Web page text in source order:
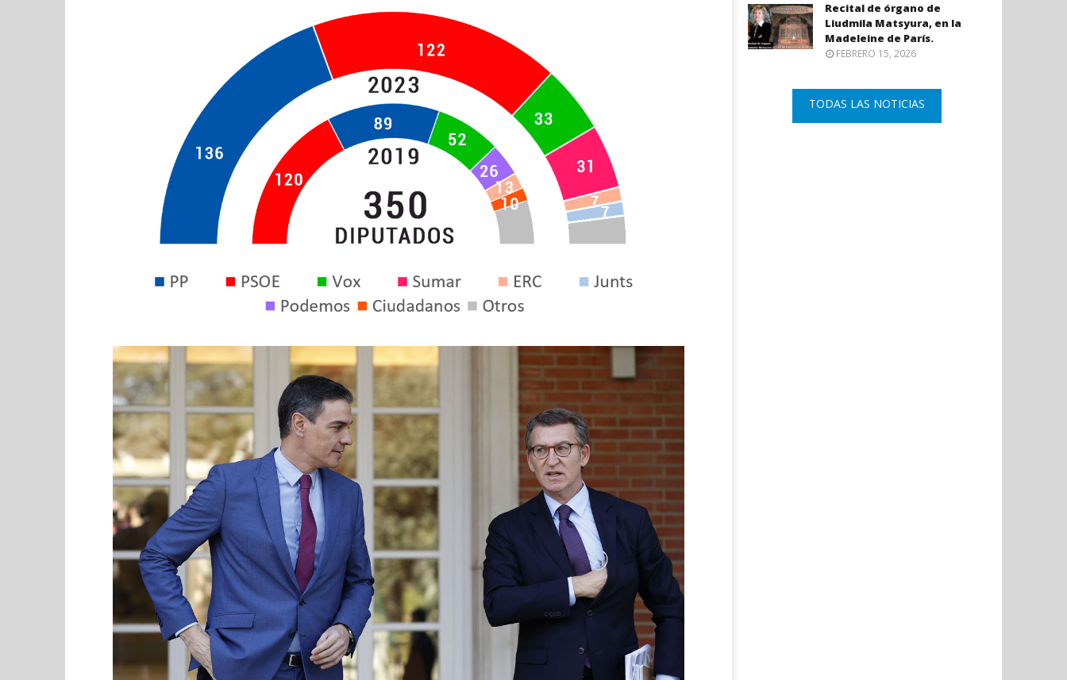
El PP de Feijóo la lista más votada
con 136 diputados, pero no suma
con los 33 de VOX para poder
Sábado 27-Junio-2026, a las 20:30
H. Gran concierto de órgano en la
Catedral de Alcalá de Henares
julio
Admin
La Alcaldesa de Alcalá, destaca la
transformación realizada en la
Ciudad tras la gestión
acompañada de una inversión de
75 millones de euros.
julio
Admin
Coslada recuerda a las víctimas
del 11-M con una declaración
El ministro Marlaska
Policía Nacional.
julio
Recital de órgano de
Liudmila Matsyura, en la
Madeleine de París.
FEBRERO 15, 2026
TODAS LAS NOTICIAS